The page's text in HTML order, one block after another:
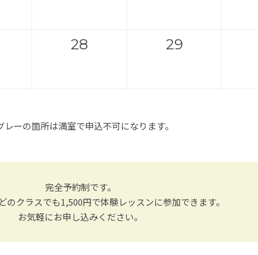
28 29
ーの箇所は満室で申込不可になります。
完全予約制です。
のクラスでも1,500円で体験レッスンに参加できます。
お気軽にお申し込みください。